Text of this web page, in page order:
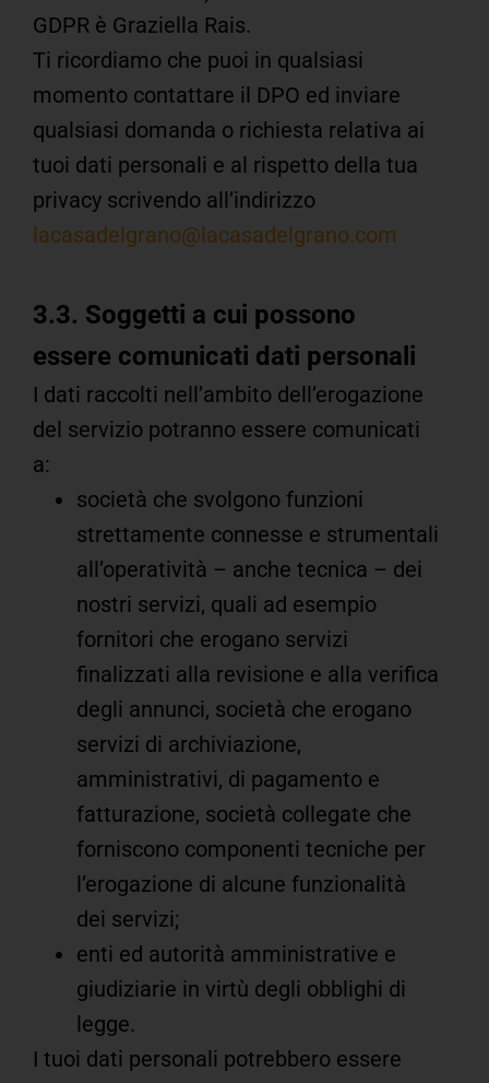
GDPR è Graziella Rais.
Ti ricordiamo che puoi in qualsiasi
momento contattare il DPO ed inviare
qualsiasi domanda o richiesta relativa ai
tuoi dati personali e al rispetto della tua
privacy scrivendo all’indirizzo
lacasadelgrano@lacasadelgrano.com
3.3. Soggetti a cui possono
essere comunicati dati personali
I dati raccolti nell’ambito dell’erogazione
del servizio potranno essere comunicati
a:
società che svolgono funzioni
strettamente connesse e strumentali
all’operatività – anche tecnica – dei
nostri servizi, quali ad esempio
fornitori che erogano servizi
finalizzati alla revisione e alla verifica
degli annunci, società che erogano
servizi di archiviazione,
amministrativi, di pagamento e
fatturazione, società collegate che
forniscono componenti tecniche per
l’erogazione di alcune funzionalità
dei servizi;
enti ed autorità amministrative e
giudiziarie in virtù degli obblighi di
legge.
I tuoi dati personali potrebbero essere